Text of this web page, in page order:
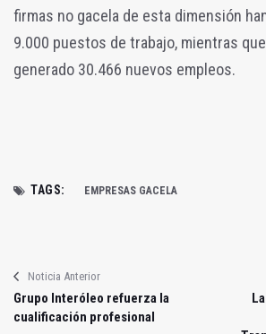
firmas no gacela de esta dimensión
9.000 puestos de trabajo, mientras
generado 30.466 nuevos empleos.
TAGS: EMPRESAS GACELA
Noticia Anterior
Grupo Interóleo refuerza la
cualificación profesional